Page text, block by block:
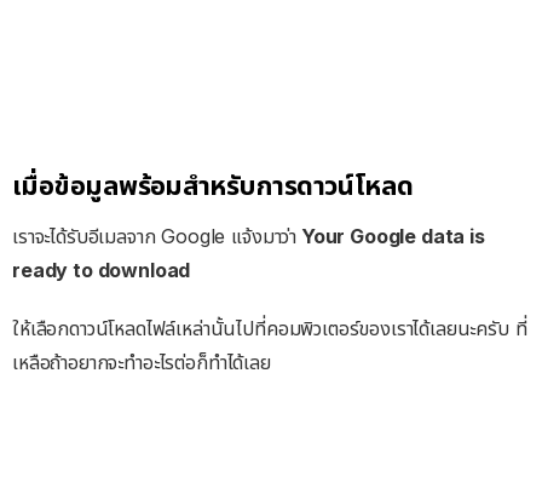
เมื่อข้อมูลพร้อมสำหรับการดาวน์โหลด
เราจะได้รับอีเมลจาก Google แจ้งมาว่า Your Google data is
ready to download
ให้เลือกดาวน์โหลดไฟล์เหล่านั้นไปที่คอมพิวเตอร์ของเราได้เลยนะครับ ที่
เหลือถ้าอยากจะทำอะไรต่อก็ทำได้เลย